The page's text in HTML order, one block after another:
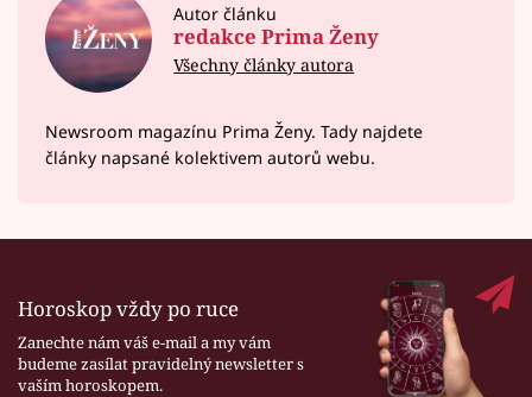
Autor článku
redakce Prima Ženy
Všechny články autora
Newsroom magazínu Prima Ženy. Tady najdete
články napsané kolektivem autorů webu.
Horoskop vždy po ruce
Zanechte nám váš e-mail a my vám
budeme zasílat pravidelný newsletter s
vaším horoskopem.